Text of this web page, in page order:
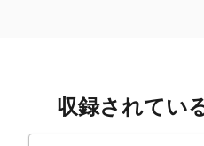
収録されてい